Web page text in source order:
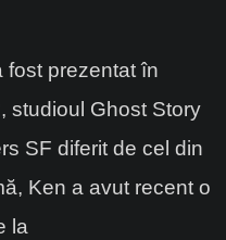
fost prezentat în
studioul Ghost Story
SF diferit de cel din
Ken a avut recent o
la